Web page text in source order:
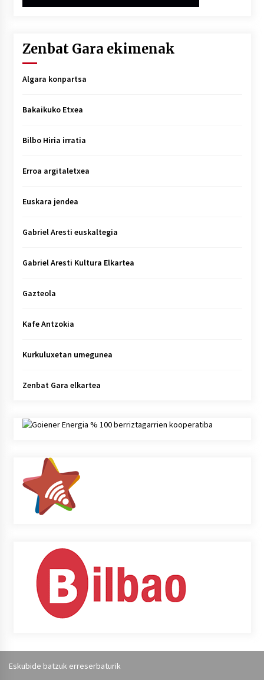
Zenbat Gara ekimenak
Algara konpartsa
Bakaikuko Etxea
Bilbo Hiria irratia
Erroa argitaletxea
Euskara jendea
Gabriel Aresti euskaltegia
Gabriel Aresti Kultura Elkartea
Gazteola
Kafe Antzokia
Kurkuluxetan umegunea
Zenbat Gara elkartea
Eskubide batzuk erreserbaturik